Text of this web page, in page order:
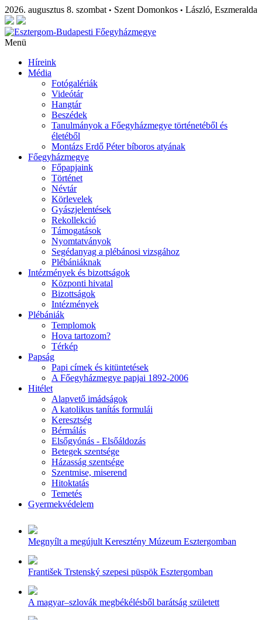
2026. augusztus 8. szombat • Szent Domonkos • László, Eszmeralda
Menü
Híreink
Média
Fotógalériák
Videótár
Hangtár
Beszédek
Tanulmányok a Főegyházmegye történetéből és
életéből
Montázs Erdő Péter bíboros atyának
Főegyházmegye
Főpapjaink
Történet
Névtár
Körlevelek
Gyászjelentések
Rekollekció
Támogatások
Nyomtatványok
Segédanyag a plébánosi vizsgához
Plébániáknak
Intézmények és bizottságok
Központi hivatal
Bizottságok
Intézmények
Plébániák
Templomok
Hova tartozom?
Térkép
Papság
Papi címek és kitüntetések
A Főegyházmegye papjai 1892-2006
Hitélet
Alapvető imádságok
A katolikus tanítás formulái
Keresztség
Bérmálás
Elsőgyónás - Elsőáldozás
Betegek szentsége
Házasság szentsége
Szentmise, miserend
Hitoktatás
Temetés
Gyermekvédelem
Megnyílt a megújult Keresztény Múzeum Esztergomban
František Trstenský szepesi püspök Esztergomban
A magyar–szlovák megbékélésből barátság született